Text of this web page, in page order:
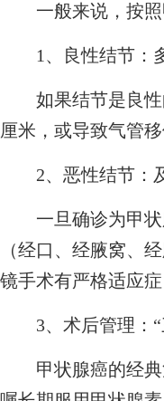
一般来说，按照
1、良性结节：多
如果结节是良性
厘米，或导致气管
2、恶性结节：及
一旦确诊为甲状
（经口、经腋窝、
镜手术有严格适应
3、术后管理：“
甲状腺癌的经典